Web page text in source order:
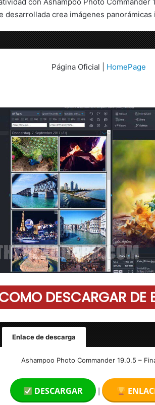
desarrollada crea imágenes panorámicas
Página Oficial | HomePage
DESCARGAR DE
Enlace de descarga
Ashampoo Photo Commander 19.0.5 –
DESCARGAR |